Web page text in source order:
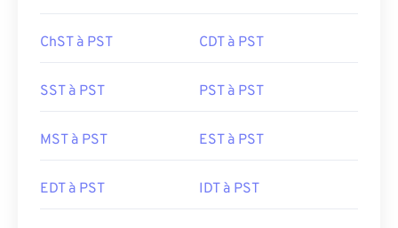
ChST à PST CDT à PST
SST à PST PST à PST
MST à PST EST à PST
EDT à PST IDT à PST